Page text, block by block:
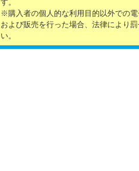
す。
※購入者の個人的な利用目的以外での
および販売を行った場合、法律により
い。